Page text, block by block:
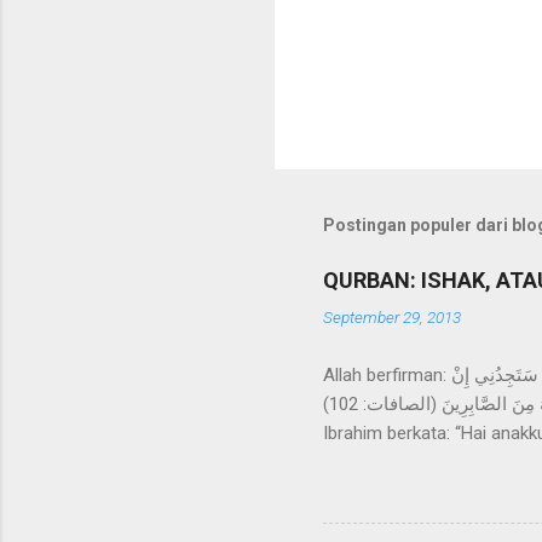
Postingan populer dari
QURBAN: ISHAK,
September 29, 2013
Allah berfirman: فَلَمَّا بَلَغَ مَعَهُ السَّعْيَ قَالَ يَا بُنَيَّ إِنِّي أَرَى فِي الْمَنَامِ أَنِّي أَذْبَحُكَ فَانْظُرْ مَاذَا تَرَى قَالَ يَا أَبَتِ افْعَلْ مَا تُؤْمَرُ سَتَجِدُنِي إِنْ
شَاءَ اللَّهُ مِنَ الصَّابِرِينَ (الصافات: 102) Maka tatkala anak itu sampai (pada umur sanggup) berusaha bersama-sama Ibrahim,
Ibrahim berkata: “Hai
mendapatiku termasuk
pendapat tentang siapa